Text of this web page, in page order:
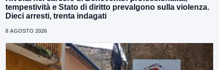
tempestività e Stato di diritto prevalgono sulla violenza.
Dieci arresti, trenta indagati
8 AGOSTO 2026